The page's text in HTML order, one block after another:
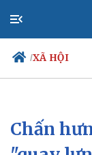
/XÃ HỘI
Chính trị
Đảng
Chấn